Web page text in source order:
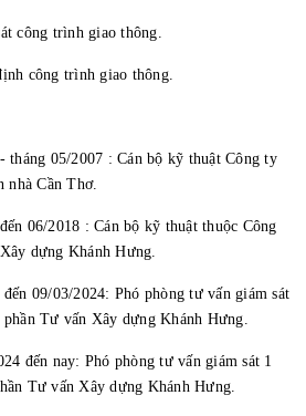
công trình giao thông.
công trình giao thông.
tháng 05/2007 : Cán bộ kỹ thuật Công ty
Cần Thơ.
06/2018 : Cán bộ kỹ thuật thuộc Công
dựng Khánh Hưng.
09/03/2024: Phó phòng tư vấn giám sát
Tư vấn Xây dựng Khánh Hưng.
đến nay: Phó phòng tư vấn giám sát 1
Tư vấn Xây dựng Khánh Hưng.